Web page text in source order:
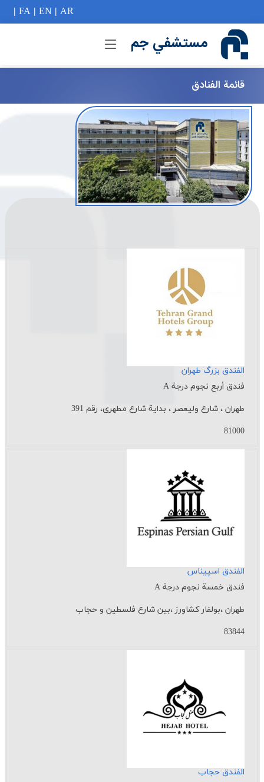
FA| EN | AR
|
مستشفي جم
قائمة الفنادق
الفندق بزرگ طهران
فندق أربع نجوم درجة A
طهران ، شارع ولیعصر ، بدایة شارع مطهری، رقم 391
81000
الفندق اسپیناس
فندق خمسة نجوم درجة A
طهران ،بولفار كشاورز ،بین شارع فلسطين و حجاب
83844
الفندق حجاب